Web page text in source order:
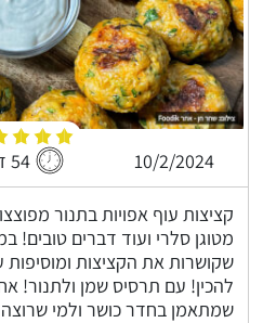
10/2/2024 54 דקות
קציצות עוף אפויות בתנור
שקושרות את הקציצות ומוסיפות
להכין! עם תרסיס שמן ולתנור!
שמתאמן בחדר כושר ולמי